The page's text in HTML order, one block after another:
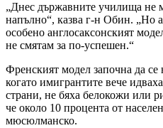
„Днес държавните училища не
напълно“, казва г-н Обин. „Но
особено англосаксонският
не смятам за по-успешен.“
Френският модел започна да се
когато имигрантите вече
страни, не бяха белокожи или
че около 10 процента от
мюсюлманско.